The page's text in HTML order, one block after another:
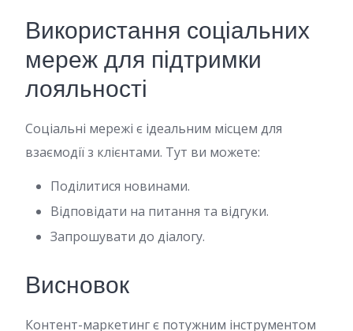
Використання соціальних
мереж для підтримки
лояльності
Соціальні мережі є ідеальним місцем для
взаємодії з клієнтами. Тут ви можете:
Поділитися новинами.
Відповідати на питання та відгуки.
Запрошувати до діалогу.
Висновок
Контент-маркетинг є потужним інструментом